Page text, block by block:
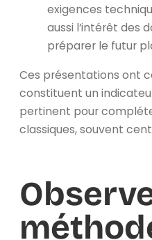
exigences
aussi l’intérêt des
préparer le futur
Ces présentations ont
constituent un
pertinent pour
classiques, souvent